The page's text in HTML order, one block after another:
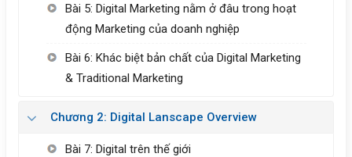
Bài 5: Digital Marketing nằm ở đâu trong hoạt
động Marketing của doanh nghiệp
Bài 6: Khác biệt bản chất của Digital Marketing
& Traditional Marketing
Chương 2: Digital Lanscape Overview
Bài 7: Digital trên thế giới